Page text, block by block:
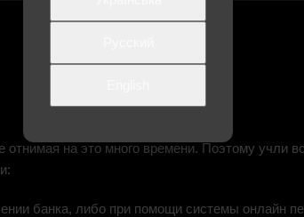
на это много времени. Поэтому учли
банка, либо при помощи системы онлайн